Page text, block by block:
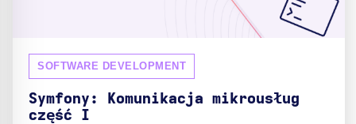
SOFTWARE DEVELOPMENT
Symfony: Komunikacja mikrousług
część I